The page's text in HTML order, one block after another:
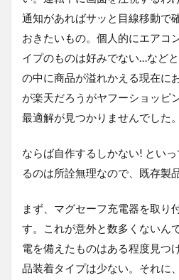
通知があればサッと目線移動で
おきたいもの。個人的にエアコ
イプのものは好みでない…など
の中に商品が溢れかえる現在に
が楽天だろうがヤフーショッピ
最適解が見つかりませんでした。
ならば自作するしかない! とい
るのは所詮無理なので、既存製
まず、マグセーフ充電器を取り
す。これが意外と数多くないん
電を備えたものはある程度見つ
品装着タイプは少ない。それに